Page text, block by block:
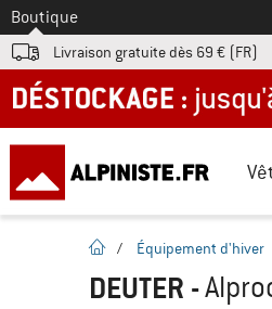
Vers le
Boutique
Livraison gratuite dès 69 € (FR)
DÉSTOCKAGE : jusqu'à -60 %
Page d'accueil
/ Équipement d'hiver
DEUTER -